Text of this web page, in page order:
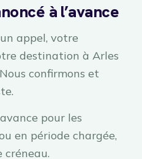
à l’avance
appel, votre
destination à Arles
confirmons et
pour les
en période chargée,